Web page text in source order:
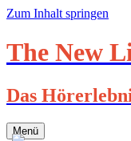
Zum Inhalt springen
The New
Das
Menü